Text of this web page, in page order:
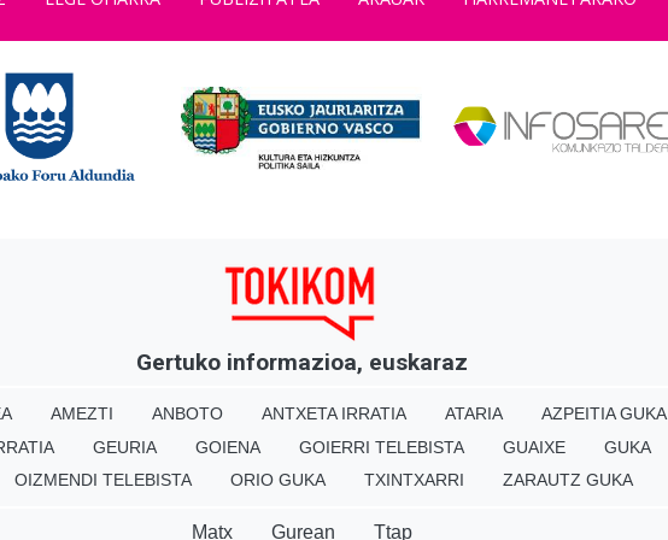
Gertuko informazioa, euskaraz
AMEZTI ANBOTO ANTXETA IRRATIA ATARIA AZPEITIA GUKA
GEURIA GOIENA GOIERRI TELEBISTA GUAIXE GUKA
OIZMENDI TELEBISTA ORIO GUKA TXINTXARRI ZARAUTZ GUKA
Matx Gurean Ttap